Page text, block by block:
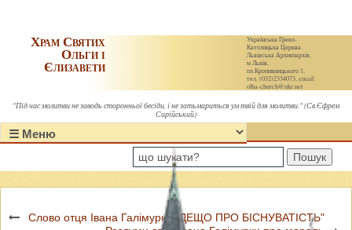
Українська Греко-
Католицька Церква.
Львівська Архиєпархія,
м.Львів,
пл.Кропивницького 1,
тел. (032)2334073, email:
olha-church@ukr.net
Храм Святих
Ольги і
Єлизавети
"Під час молитви не заводь сторонньої бесіди, і не затьмариться ум твій для молитви." (Св.Єфрем
Сирійський)
Пошук
Слово отця Івана Галімурки" ДЕЩО ПРО БІСНУВАТІСТЬ"